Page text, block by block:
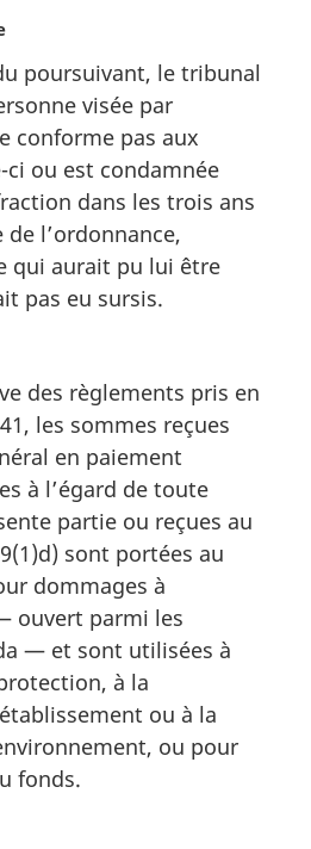
poursuivant, le tribunal
visée par
conforme pas aux
ou est condamnée
dans les trois ans
l’ordonnance,
qui aurait pu lui être
pas eu sursis.
des règlements pris en
les sommes reçues
en paiement
à l’égard de toute
partie ou reçues au
sont portées au
dommages à
ouvert parmi les
— et sont utilisées à
à la
ou à la
ou pour
fonds.